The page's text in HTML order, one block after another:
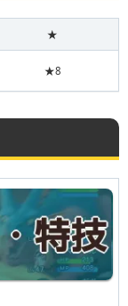
★
★8